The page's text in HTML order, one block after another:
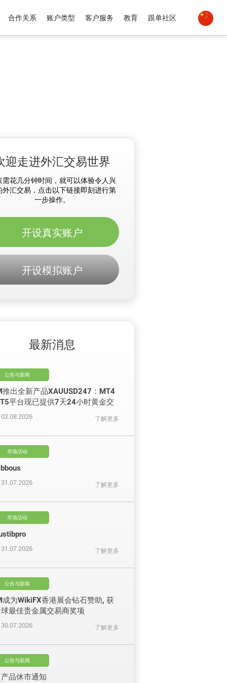
合作关系 账户类型 客户服务 教育 跟单社区
迎走进外汇交易世界
需花几分钟时间，就可以体验令人兴
外汇交易，点击以下链接即刻进行第
一步操作。
开设真实账户
开设模拟账户
最新消息
公告与新闻
推出全新产品XAUUSD247：MT4
平台现已提供7天24小时黄金交
02.08.2026
了解更多
市场活动
31.07.2026
了解更多
市场活动
31.07.2026
了解更多
公告与新闻
成为WikiFX香港展会钻石赞助, 获
最佳贵金属交易商奖项
30.07.2026
了解更多
公告与新闻
品休市通知